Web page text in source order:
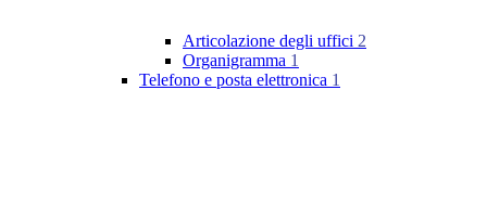
Articolazione degli uffici 2
Organigramma 1
Telefono e posta elettronica 1